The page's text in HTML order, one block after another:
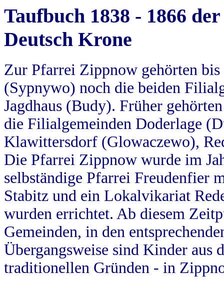
Taufbuch 1838 - 1866
Deutsch Krone
Zur Pfarrei Zippnow gehörten
(Sypnywo) noch die beiden
Jagdhaus (Budy). Früher
die Filialgemeinden Doderlage
Klawittersdorf (Glowaczewo),
Die Pfarrei Zippnow wurde im
selbständige Pfarrei Freudenfier
Stabitz und ein Lokalvikariat
wurden errichtet. Ab diesem
Gemeinden, in den
Übergangsweise sind Kinder aus
traditionellen Gründen - in